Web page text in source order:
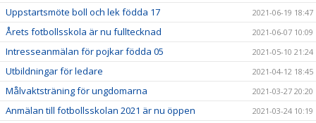
Uppstartsmöte boll och lek födda 17 2021-06-19 18:47
Årets fotbollsskola är nu fulltecknad 2021-06-07 10:09
Intresseanmälan för pojkar födda 05 2021-05-10 21:24
Utbildningar för ledare 2021-04-12 18:45
Målvaktsträning för ungdomarna 2021-03-27 20:20
Anmälan till fotbollsskolan 2021 är nu öppen 2021-03-24 10:19